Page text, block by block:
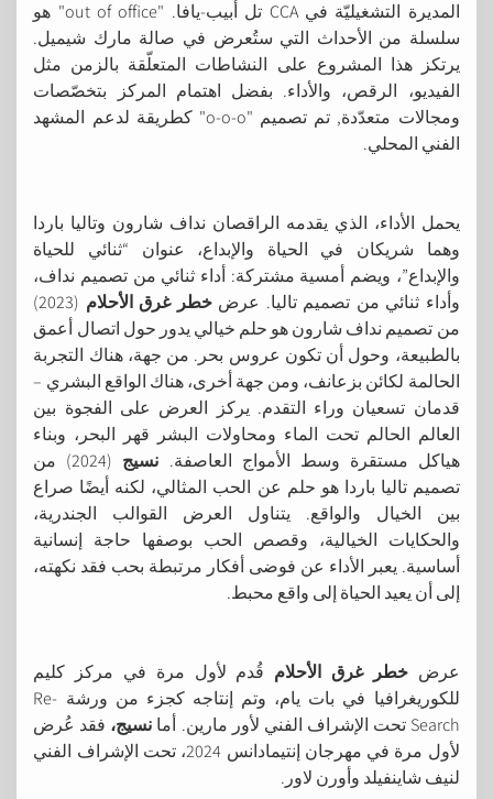
المديرة التشغيليّة في CCA تل أبيب-يافا. "out of office" هو
سلسلة من الأحداث التي ستُعرض في صالة مارك شيميل.
يرتكز هذا المشروع على النشاطات المتعلّقة بالزمن مثل
الفيديو، الرقص، والأداء. بفضل اهتمام المركز بتخصّصات
ومجالات متعدّدة, تم تصميم "o-o-o" كطريقة لدعم المشهد
الفني المحلي.
يحمل الأداء، الذي يقدمه الراقصان نداف شارون وتاليا باردا
وهما شريكان في الحياة والإبداع، عنوان “ثنائي للحياة
والإبداع”، ويضم أمسية مشتركة: أداء ثنائي من تصميم نداف،
وأداء ثنائي من تصميم تاليا. عرضخطر غرق الأحلام
(2023)
من تصميم نداف شارون هو حلم خيالي يدور حول اتصال أعمق
بالطبيعة، وحول أن تكون عروس بحر. من جهة، هناك التجربة
الحالمة لكائن بزعانف، ومن جهة أخرى، هناك الواقع البشري –
قدمان تسعيان وراء التقدم. يركز العرض على الفجوة بين
العالم الحالم تحت الماء ومحاولات البشر قهر البحر، وبناء
هياكل مستقرة وسط الأمواج العاصفة. نسيج
(2024) من
تصميم تاليا باردا هو حلم عن الحب المثالي، لكنه أيضًا صراع
بين الخيال والواقع. يتناول العرض القوالب الجندرية،
والحكايات الخيالية، وقصص الحب بوصفها حاجة إنسانية
أساسية. يعبر الأداء عن فوضى أفكار مرتبطة بحب فقد نكهته،
إلى أن يعيد الحياة إلى واقع محبط.
عرضخطر غرق الأحلام قُدم لأول مرة في مركز كليم
للكوريغرافيا في بات يام، وتم إنتاجه كجزء من ورشة Re-
Search تحت الإشراف الفني لأور مارين. أما
نسيج، فقد عُرض
لأول مرة في مهرجان إنتيمادانس 2024، تحت الإشراف الفني
لنيف شاينفيلد وأورن لاور.